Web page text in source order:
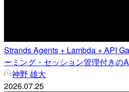
Strands Agents + Lambda + API
ーミング・セッション管理付きの
神野 雄大
2026.07.25